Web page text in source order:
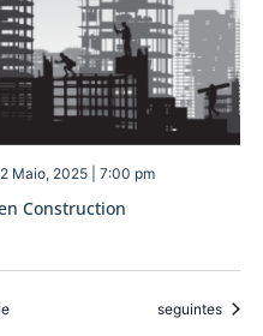
Construction
Maio, 2025 | 7:00 pm
Eventos
seguintes